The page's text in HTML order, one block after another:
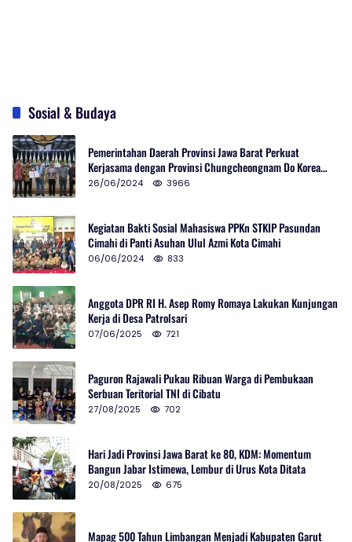
Sosial & Budaya
Pemerintahan Daerah Provinsi Jawa Barat Perkuat
Kerjasama dengan Provinsi Chungcheongnam Do Korea
Selatan
26/06/2024 3966
Kegiatan Bakti Sosial Mahasiswa PPKn STKIP Pasundan
Cimahi di Panti Asuhan Ulul Azmi Kota Cimahi
06/06/2024 833
Anggota DPR RI H. Asep Romy Romaya Lakukan Kunjungan
Kerja di Desa Patrolsari
07/06/2025 721
Paguron Rajawali Pukau Ribuan Warga di Pembukaan
Serbuan Teritorial TNI di Cibatu
27/08/2025 702
Hari Jadi Provinsi Jawa Barat ke 80, KDM: Momentum
Bangun Jabar Istimewa, Lembur di Urus Kota Ditata
20/08/2025 675
Mapag 500 Tahun Limbangan Menjadi Kabupaten Garut